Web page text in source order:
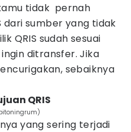
tidak pernah
dari sumber yang tidak
QRIS sudah sesuai
ditransfer. Jika
sebaiknya
QRIS
yang sering terjadi